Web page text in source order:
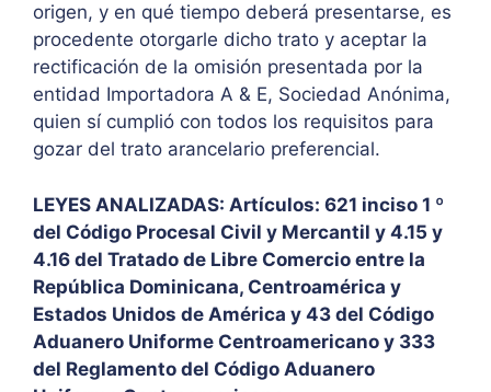
origen, y en qué tiempo deberá presentarse, es
procedente otorgarle dicho trato y aceptar la
rectificación de la omisión presentada por la
entidad Importadora A & E, Sociedad Anónima,
quien sí cumplió con todos los requisitos para
gozar del trato arancelario preferencial.
LEYES ANALIZADAS: Artículos: 621 inciso 1 º
del Código Procesal Civil y Mercantil y 4.15 y
4.16 del Tratado de Libre Comercio entre la
República Dominicana, Centroamérica y
Estados Unidos de América y 43 del Código
Aduanero Uniforme Centroamericano y 333
del Reglamento del Código Aduanero